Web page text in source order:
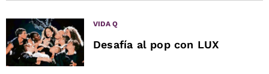
VIDA Q
Desafía al pop con LUX